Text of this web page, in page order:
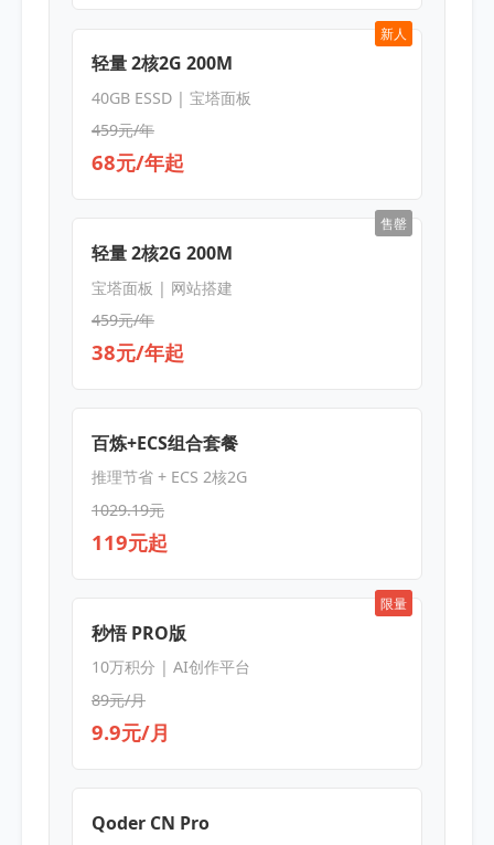
新人
轻量 2核2G 200M
40GB ESSD | 宝塔面板
459元/年
68元/年起
售罄
轻量 2核2G 200M
宝塔面板 | 网站搭建
459元/年
38元/年起
百炼+ECS组合套餐
推理节省 + ECS 2核2G
1029.19元
119元起
限量
秒悟 PRO版
10万积分 | AI创作平台
89元/月
9.9元/月
Qoder CN Pro